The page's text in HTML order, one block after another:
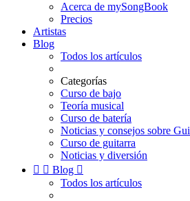
Acerca de mySongBook
Precios
Artistas
Blog
Todos los artículos
Categorías
Curso de bajo
Teoría musical
Curso de batería
Noticias y consejos sobre
Curso de guitarra
Noticias y diversión
  Blog 
Todos los artículos